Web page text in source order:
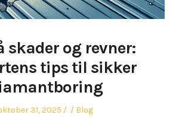
skader og revner:
tips til sikker
31, 2025 Author
Posted
Blog